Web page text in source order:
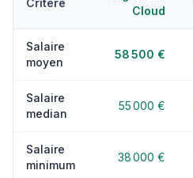
Critere
Cloud
Salaire
moyen
58 500 €
Salaire
median
55 000 €
Salaire
minimum
38 000 €